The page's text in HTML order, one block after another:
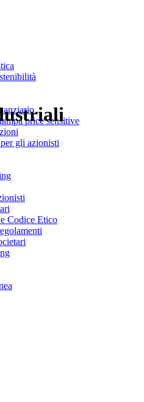
price sensitive
gli azionisti
Codice Etico